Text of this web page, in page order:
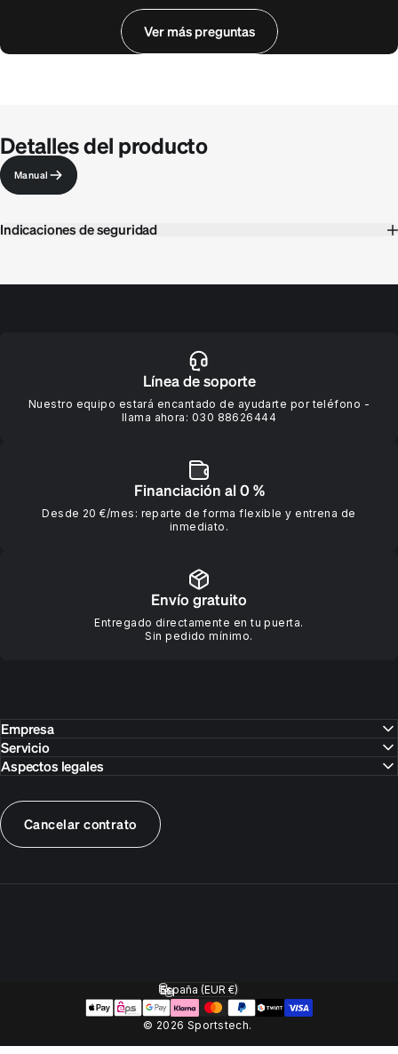
Ver más preguntas
Detalles del producto
Manual
Indicaciones de seguridad
Línea de soporte
Nuestro equipo estará encantado de ayudarte por teléfono -
llama ahora: 030 88626444
Financiación al 0 %
Desde 20 €/mes: reparte de forma flexible y entrena de
inmediato.
Envío gratuito
Entregado directamente en tu puerta.
Sin pedido mínimo.
Empresa
Servicio
Aspectos legales
Cancelar contrato
© 2026 Sportstech.
País/región
España (EUR €)